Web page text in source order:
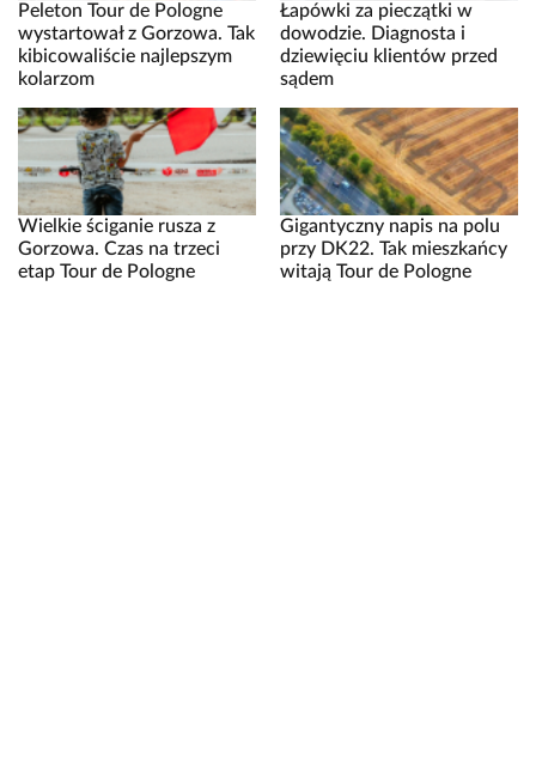
Peleton Tour de Pologne
wystartował z Gorzowa. Tak
kibicowaliście najlepszym
kolarzom
Łapówki za pieczątki w
dowodzie. Diagnosta i
dziewięciu klientów przed
sądem
Wielkie ściganie rusza z
Gorzowa. Czas na trzeci
etap Tour de Pologne
Gigantyczny napis na polu
przy DK22. Tak mieszkańcy
witają Tour de Pologne